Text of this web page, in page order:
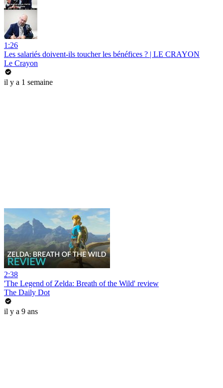
1:26
Les salariés doivent-ils toucher les bénéfices ? | LE CRAYON
Le Crayon
il y a 1 semaine
2:38
'The Legend of Zelda: Breath of the Wild' review
The Daily Dot
il y a 9 ans